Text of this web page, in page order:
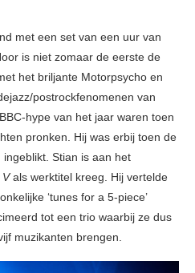
met een set van een uur van
is niet zomaar de eerste de
het briljante Motorpsycho en
postrockfenomenen van
hype van het jaar waren toen
pronken. Hij was erbij toen de
Stian is aan het
Vals werktitel kreeg. Hij vertelde
‘tunes for a 5-piece’
tot een trio waarbij ze dus
muzikanten brengen.